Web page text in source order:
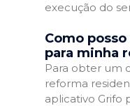
execução do
Como
para minha
Para obter um
reforma
aplicativo Grifo